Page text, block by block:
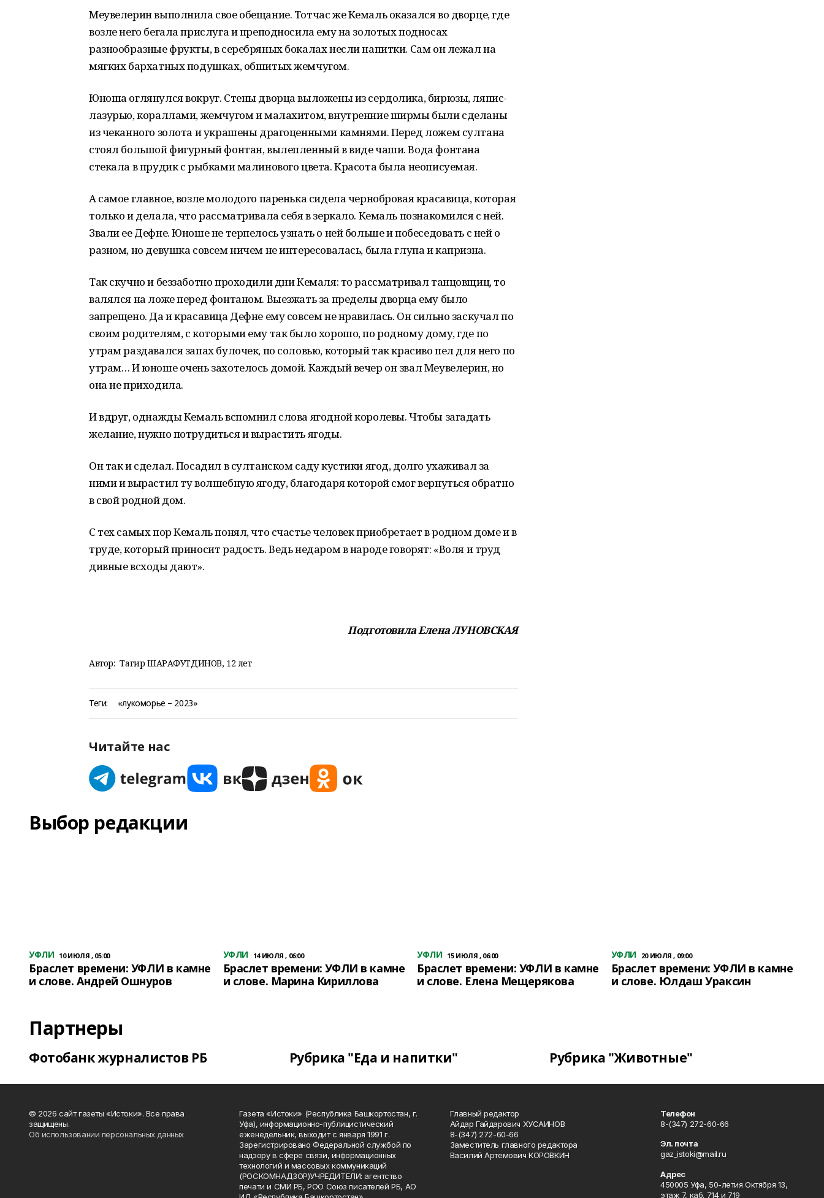
Меувелерин выполнила свое обещание. Тотчас же Кемаль оказался во дворце, где
возле него бегала прислуга и преподносила ему на золотых подносах
разнообразные фрукты, в серебряных бокалах несли напитки. Сам он лежал на
мягких бархатных подушках, обшитых жемчугом.
Юноша оглянулся вокруг. Стены дворца выложены из сердолика, бирюзы, ляпис-
лазурью, кораллами, жемчугом и малахитом, внутренние ширмы были сделаны
из чеканного золота и украшены драгоценными камнями. Перед ложем султана
стоял большой фигурный фонтан, вылепленный в виде чаши. Вода фонтана
стекала в прудик с рыбками малинового цвета. Красота была неописуемая.
А самое главное, возле молодого паренька сидела чернобровая красавица, которая
только и делала, что рассматривала себя в зеркало. Кемаль познакомился с ней.
Звали ее Дефне. Юноше не терпелось узнать о ней больше и побеседовать с ней о
разном, но девушка совсем ничем не интересовалась, была глупа и капризна.
Так скучно и беззаботно проходили дни Кемаля: то рассматривал танцовщиц, то
валялся на ложе перед фонтаном. Выезжать за пределы дворца ему было
запрещено. Да и красавица Дефне ему совсем не нравилась. Он сильно заскучал по
своим родителям, с которыми ему так было хорошо, по родному дому, где по
утрам раздавался запах булочек, по соловью, который так красиво пел для него по
утрам… И юноше очень захотелось домой. Каждый вечер он звал Меувелерин, но
она не приходила.
И вдруг, однажды Кемаль вспомнил слова ягодной королевы. Чтобы загадать
желание, нужно потрудиться и вырастить ягоды.
Он так и сделал. Посадил в султанском саду кустики ягод, долго ухаживал за
ними и вырастил ту волшебную ягоду, благодаря которой смог вернуться обратно
в свой родной дом.
С тех самых пор Кемаль понял, что счастье человек приобретает в родном доме и в
труде, который приносит радость. Ведь недаром в народе говорят: «Воля и труд
дивные всходы дают».
Подготовила Елена ЛУНОВСКАЯ
Автор: Тагир ШАРАФУТДИНОВ, 12 лет
Теги: «лукоморье – 2023»
Читайте нас
Выбор редакции
УФЛИ 10 ИЮЛЯ , 05:00
Браслет времени: УФЛИ в камне
и слове. Андрей Ошнуров
УФЛИ 14 ИЮЛЯ , 06:00
Браслет времени: УФЛИ в камне
и слове. Марина Кириллова
УФЛИ 15 ИЮЛЯ , 06:00
Браслет времени: УФЛИ в камне
и слове. Елена Мещерякова
УФЛИ 20 ИЮЛЯ , 09:00
Браслет времени: УФЛИ в камне
и слове. Юлдаш Ураксин
Партнеры
Фотобанк журналистов РБ Рубрика "Еда и напитки" Рубрика "Животные"
© 2026 сайт газеты «Истоки». Все права
защищены.
Об использовании персональных данных
Газета «Истоки» (Республика Башкортостан, г.
Уфа), информационно-публицистический
еженедельник, выходит с января 1991 г.
Зарегистрировано Федеральной службой по
надзору в сфере связи, информационных
технологий и массовых коммуникаций
(РОСКОМНАДЗОР)УЧРЕДИТЕЛИ: агентство
печати и СМИ РБ, РОО Союз писателей РБ, АО
Главный редактор
Айдар Гайдарович ХУСАИНОВ
8-(347) 272-60-66
Заместитель главного редактора
Василий Артемович КОРОВКИН
Телефон
8-(347) 272-60-66
Эл. почта
gaz_istoki@mail.ru
Адрес
450005 Уфа, 50-летия Октября 13,
этаж 7, каб. 714 и 719